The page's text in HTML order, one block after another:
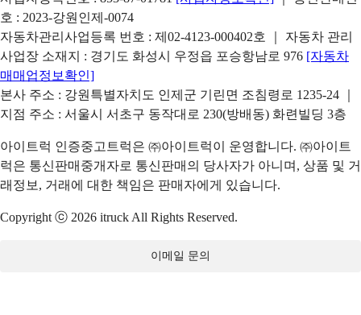
호 : 2023-강원인제-0074
자동차관리사업등록 번호 : 제02-4123-000402호 ｜ 자동차 관리
사업장 소재지 : 경기도 화성시 우정읍 포승항남로 976 [자동차
매매업정보확인]
본사 주소 : 강원특별자치도 인제군 기린면 조침령로 1235-24 ｜
지점 주소 : 서울시 서초구 동작대로 230(방배동) 화련빌딩 3층
아이트럭 인증중고트럭은 ㈜아이트럭이 운영합니다. ㈜아이트
럭은 통신판매중개자로 통신판매의 당사자가 아니며, 상품 및 거
래정보, 거래에 대한 책임은 판매자에게 있습니다.
Copyright ⓒ 2026 itruck All Rights Reserved.
이메일 문의